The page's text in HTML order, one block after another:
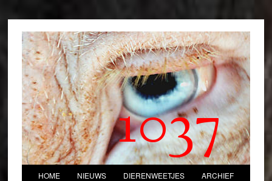
1037
HOME NIEUWS DIERENWEETJES ARCHIEF